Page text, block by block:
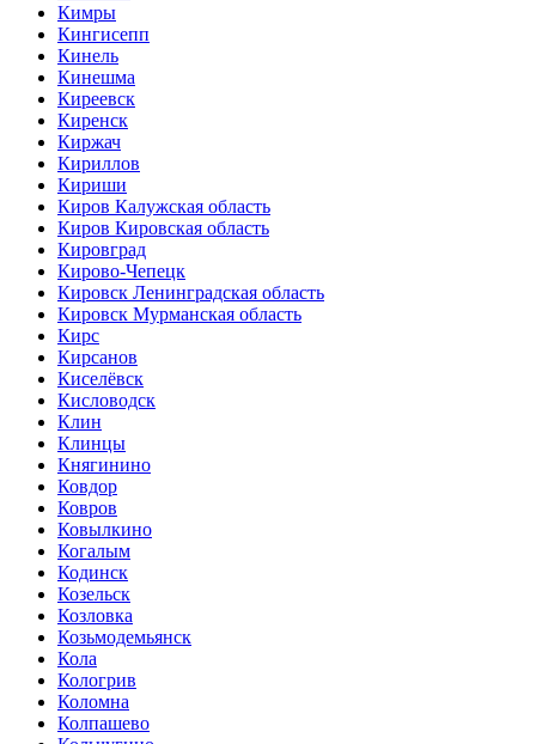
Кимры
Кингисепп
Кинель
Кинешма
Киреевск
Киренск
Киржач
Кириллов
Кириши
Киров Калужская область
Киров Кировская область
Кировград
Кирово-Чепецк
Кировск Ленинградская область
Кировск Мурманская область
Кирс
Кирсанов
Киселёвск
Кисловодск
Клин
Клинцы
Княгинино
Ковдор
Ковров
Ковылкино
Когалым
Кодинск
Козельск
Козловка
Козьмодемьянск
Кола
Кологрив
Коломна
Колпашево